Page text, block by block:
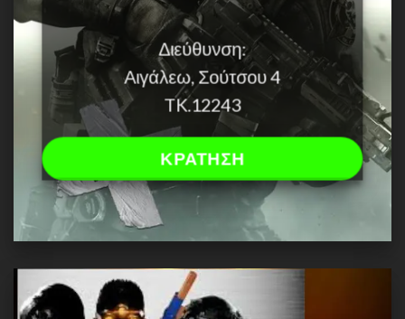
Διεύθυνση:
Αιγάλεω, Σούτσου 4
TK.12243
ΚΡΑΤΗΣΗ